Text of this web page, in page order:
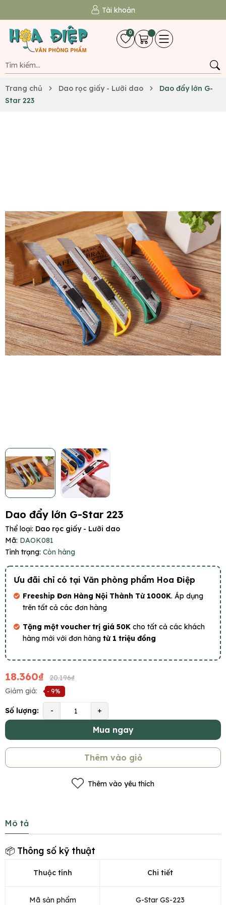
Tài khoản
0
Trang chủ Dao rọc giấy - Lưỡi dao
Dao đẩy lớn G-
Star 223
Dao đẩy lớn G-Star 223
Thể loại: Dao rọc giấy - Lưỡi dao
Mã: DAOK081
Tình trạng: Còn hàng
Ưu đãi chỉ có tại Văn phòng phẩm Hoa Điệp
Freeship Đơn Hàng Nội Thành Từ 1000K. Áp dụng
trên tất cả các đơn hàng
Tặng một voucher trị giá 50K cho tất cả các khách
hàng mới với đơn hàng từ 1 triệu đồng
18.360₫
20.196₫
Giảm giá:
- 9%
Số lượng: - +
Mua ngay
Thêm vào giỏ
Thêm vào yêu thích
Mô tả
📦 Thông số kỹ thuật
Thuộc tính Chi tiết
Mã sản phẩm G-Star GS-223